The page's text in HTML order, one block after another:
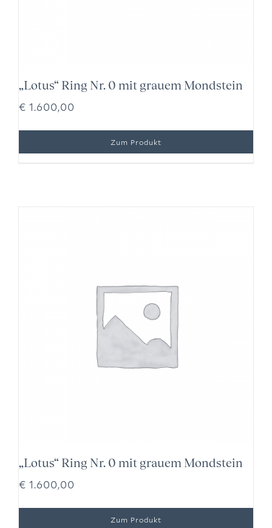
„Lotus“ Ring Nr. 0 mit grauem Mondstein
€ 1.600,00
„Lotus“ Ring Nr. 0 mit grauem Mondstein
€ 1.600,00